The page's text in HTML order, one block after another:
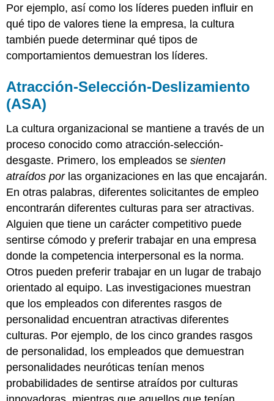
Por ejemplo, así como los líderes pueden influir en
qué tipo de valores tiene la empresa, la cultura
también puede determinar qué tipos de
comportamientos demuestran los líderes.
Atracción-Selección-Deslizamiento
(ASA)
La cultura organizacional se mantiene a través de un
proceso conocido como atracción-selección-
desgaste. Primero, los empleados sesienten
atraídos porlas organizaciones en las que encajarán.
En otras palabras, diferentes solicitantes de empleo
encontrarán diferentes culturas para ser atractivas.
Alguien que tiene un carácter competitivo puede
sentirse cómodo y preferir trabajar en una empresa
donde la competencia interpersonal es la norma.
Otros pueden preferir trabajar en un lugar de trabajo
orientado al equipo. Las investigaciones muestran
que los empleados con diferentes rasgos de
personalidad encuentran atractivas diferentes
culturas. Por ejemplo, de los cinco grandes rasgos
de personalidad, los empleados que demuestran
personalidades neuróticas tenían menos
probabilidades de sentirse atraídos por culturas